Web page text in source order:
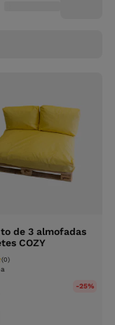
de 3 almofadas
COZY
(0)
-25%